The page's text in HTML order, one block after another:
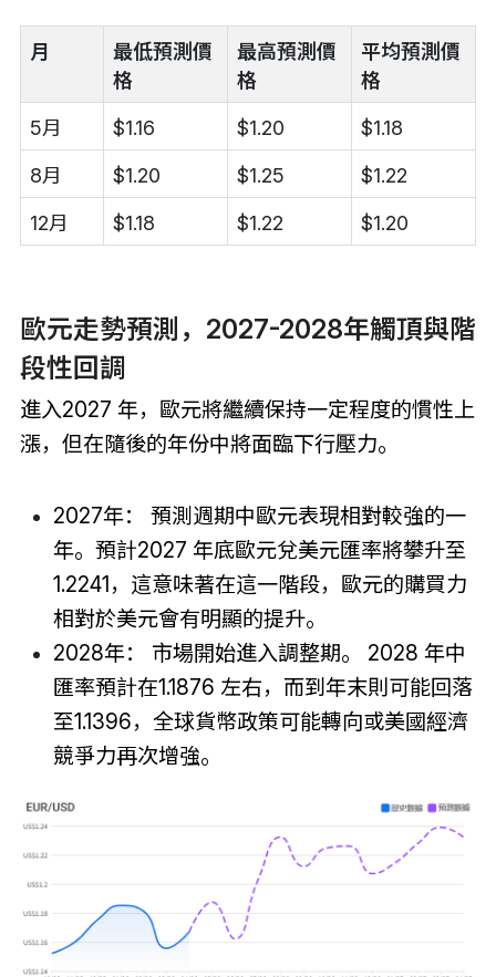
月
最低預測價
格
最高預測價
格
平均預測價
格
5月 $1.16 $1.20 $1.18
8月 $1.20 $1.25 $1.22
12月 $1.18 $1.22 $1.20
歐元走勢預測，2027-2028年觸頂與階
段性回調
進入2027 年，歐元將繼續保持一定程度的慣性上
漲，但在隨後的年份中將面臨下行壓力。
2027年： 預測週期中歐元表現相對較強的一
年。預計2027 年底歐元兌美元匯率將攀升至
1.2241，這意味著在這一階段，歐元的購買力
相對於美元會有明顯的提升。
2028年： 市場開始進入調整期。 2028 年中
匯率預計在1.1876 左右，而到年末則可能回落
至1.1396，全球貨幣政策可能轉向或美國經濟
競爭力再次增強。